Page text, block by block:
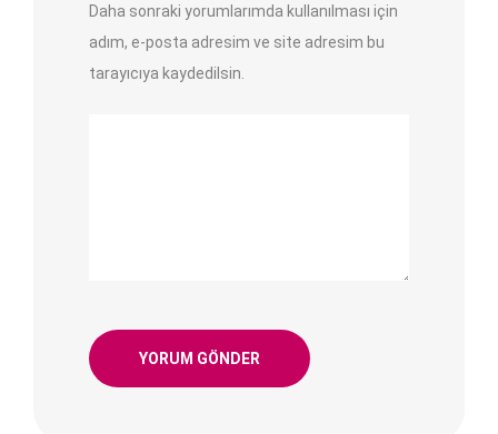
Daha sonraki yorumlarımda kullanılması için
adım, e-posta adresim ve site adresim bu
tarayıcıya kaydedilsin.